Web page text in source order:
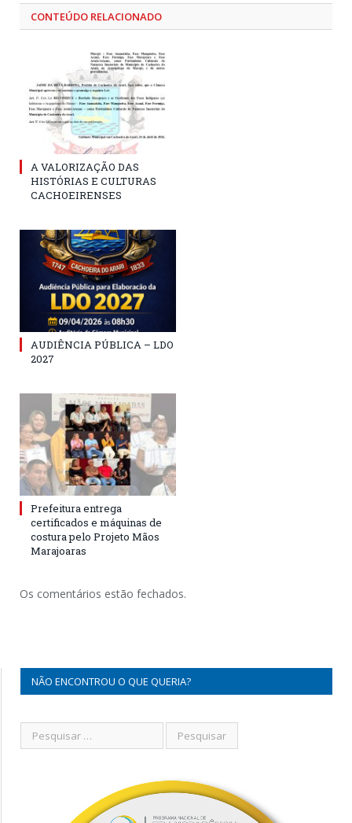
CONTEÚDO RELACIONADO
A VALORIZAÇÃO DAS
HISTÓRIAS E CULTURAS
CACHOEIRENSES
AUDIÊNCIA PÚBLICA – LDO
2027
Prefeitura entrega
certificados e máquinas de
costura pelo Projeto Mãos
Marajoaras
Os comentários estão fechados.
NÃO ENCONTROU O QUE QUERIA?